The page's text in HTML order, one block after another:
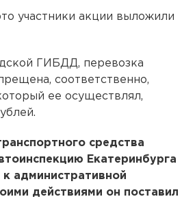
участники акции выложили
ГИБДД, перевозка
соответственно,
ее осуществлял,
средства
Екатеринбурга
к административной
действиями он поставил